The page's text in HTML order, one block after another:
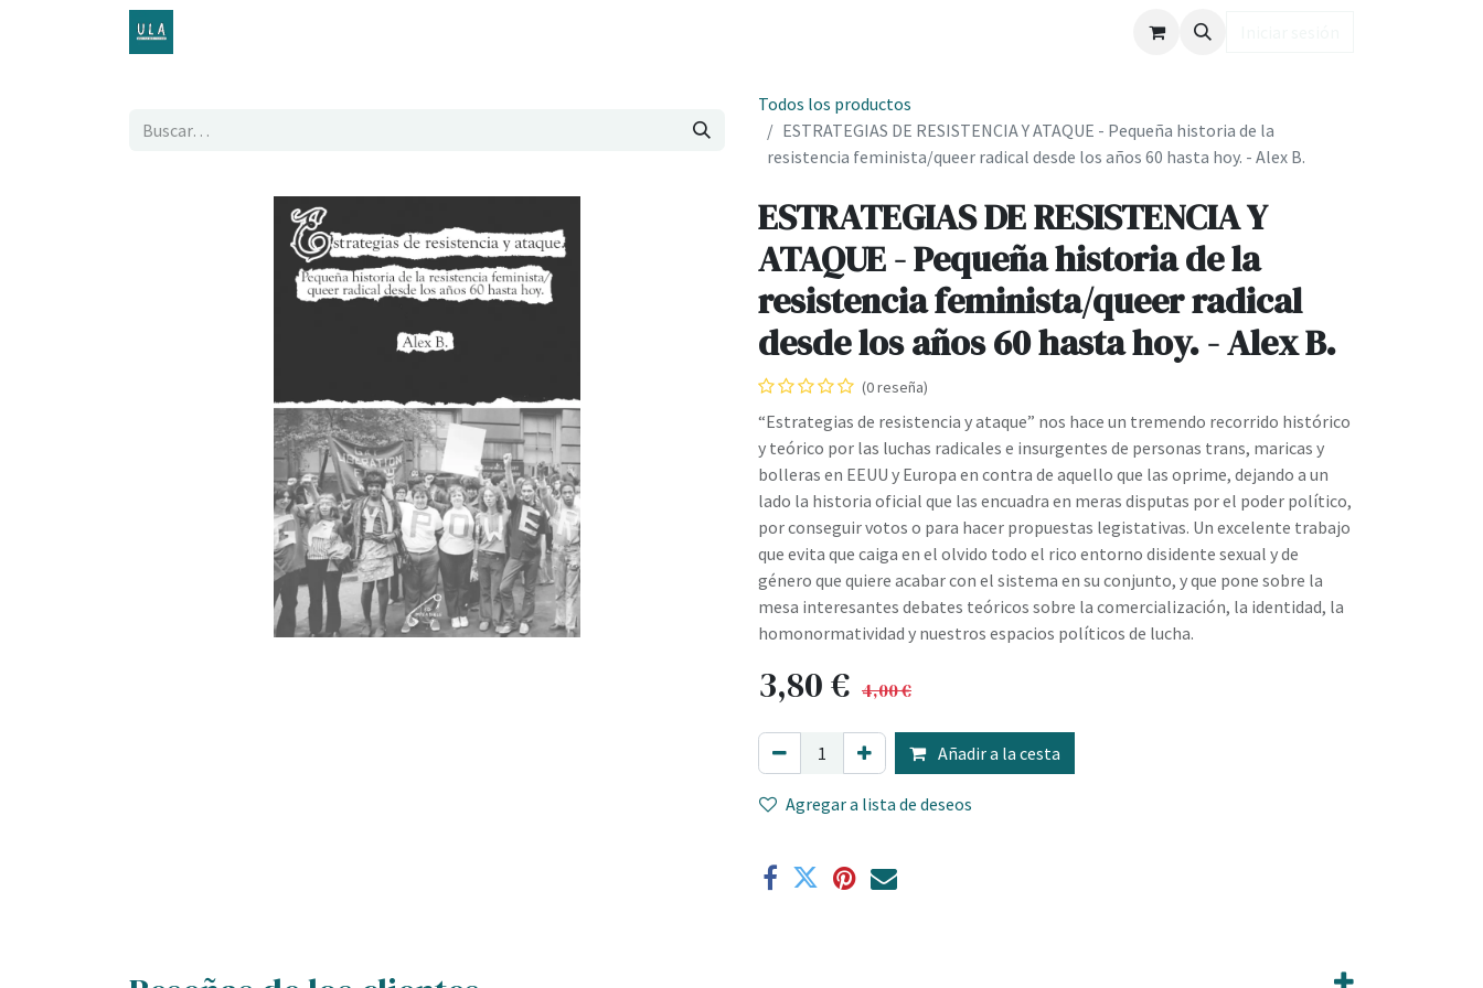
Todos los productos
ESTRATEGIAS DE RESISTENCIA Y ATAQUE - Pequeña historia de la
resistencia feminista/queer radical desde los años 60 hasta hoy. - Alex B.
ESTRATEGIAS DE RESISTENCIA Y
ATAQUE - Pequeña historia de la
resistencia feminista/queer radical
desde los años 60 hasta hoy. - Alex B.
(0 reseña)
“Estrategias de resistencia y ataque” nos hace un tremendo recorrido histórico
y teórico por las luchas radicales e insurgentes de personas trans, maricas y
bolleras en EEUU y Europa en contra de aquello que las oprime, dejando a un
lado la historia oficial que las encuadra en meras disputas por el poder político,
por conseguir votos o para hacer propuestas legistativas. Un excelente trabajo
que evita que caiga en el olvido todo el rico entorno disidente sexual y de
género que quiere acabar con el sistema en su conjunto, y que pone sobre la
mesa interesantes debates teóricos sobre la comercialización, la identidad, la
homonormatividad y nuestros espacios políticos de lucha.
3,80€ 4,00€
Añadir a la cesta
Agregar a lista de deseos